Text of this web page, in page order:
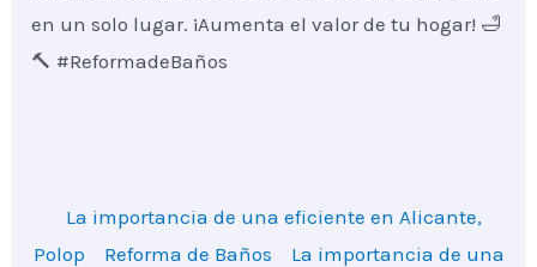
en un solo lugar. ¡Aumenta el valor de tu hogar! 🛁
🔨 #ReformadeBaños
La importancia de una eficiente en Alicante,
Polop
Reforma de Baños
La importancia de una